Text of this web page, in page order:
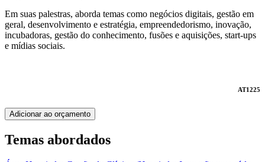
Em suas palestras, aborda temas como negócios digitais, gestão em
geral, desenvolvimento e estratégia, empreendedorismo, inovação,
incubadoras, gestão do conhecimento, fusões e aquisições, start-ups
e mídias sociais.
AT1225
Adicionar ao orçamento
Temas abordados